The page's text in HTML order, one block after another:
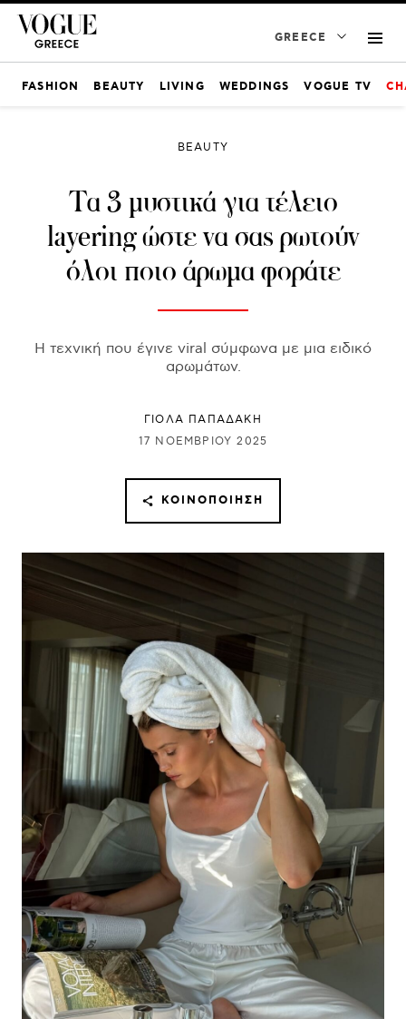
GREECE
FASHION BEAUTY LIVING WEDDINGS VOGUE TV
BEAUTY
Τα 3 μυστικά για τέλειο
layering ώστε να σας ρωτούν
όλοι ποιο άρωμα φοράτε
Η τεχνική που έγινε viral σύμφωνα με μια ειδικό
αρωμάτων.
ΓΙΌΛΑ ΠΑΠΑΔΆΚΗ
17 ΝΟΕΜΒΡΊΟΥ 2025
ΚΟΙΝΟΠΟΊΗΣΗ